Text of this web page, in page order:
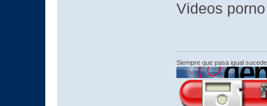
Videos
Siempre que pasa igual